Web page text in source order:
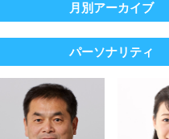
月別アーカイブ
パーソナリティ